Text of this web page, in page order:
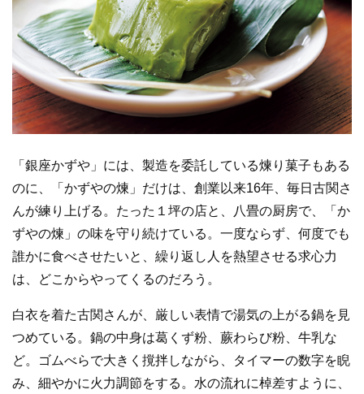
「銀座かずや」には、製造を委託している煉り菓子もある
のに、「かずやの煉」だけは、創業以来16年、毎日古関さ
んが練り上げる。たった１坪の店と、八畳の厨房で、「か
ずやの煉」の味を守り続けている。一度ならず、何度でも
誰かに食べさせたいと、繰り返し人を熱望させる求心力
は、どこからやってくるのだろう。
白衣を着た古関さんが、厳しい表情で湯気の上がる鍋を見
つめている。鍋の中身は葛くず粉、蕨わらび粉、牛乳な
ど。ゴムべらで大きく撹拌しながら、タイマーの数字を睨
み、細やかに火力調節をする。水の流れに棹差すように、